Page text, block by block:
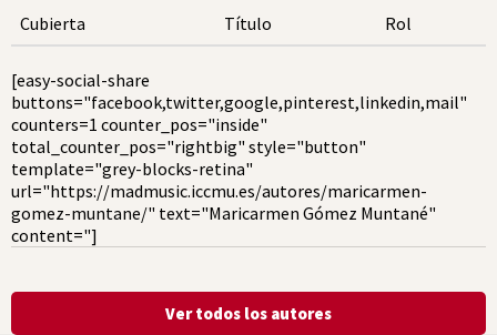
Cubierta Título Rol
[easy-social-share
buttons="facebook,twitter,google,pinterest,linkedin,mail"
counters=1 counter_pos="inside"
total_counter_pos="rightbig" style="button"
template="grey-blocks-retina"
url="https://madmusic.iccmu.es/autores/maricarmen-
gomez-muntane/" text="Maricarmen Gómez Muntané"
content="]
Ver todos los autores